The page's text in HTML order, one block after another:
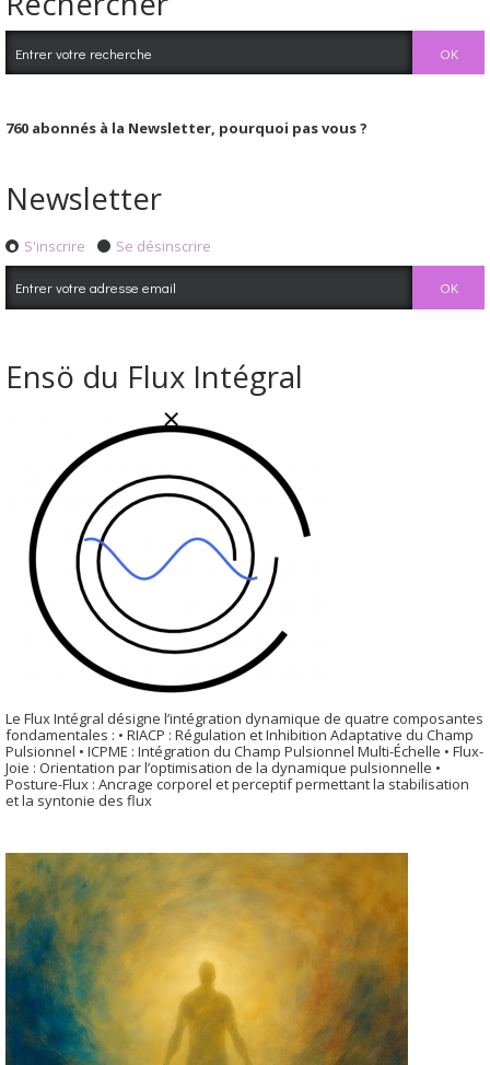
760 abonnés à la Newsletter, pourquoi pas vous ?
Newsletter
S'inscrire Se désinscrire
Ensö du Flux Intégral
Le Flux Intégral désigne l’intégration dynamique de quatre composantes
fondamentales : • RIACP : Régulation et Inhibition Adaptative du Champ
Pulsionnel • ICPME : Intégration du Champ Pulsionnel Multi-Échelle • Flux-
Joie : Orientation par l’optimisation de la dynamique pulsionnelle •
Posture-Flux : Ancrage corporel et perceptif permettant la stabilisation
et la syntonie des flux